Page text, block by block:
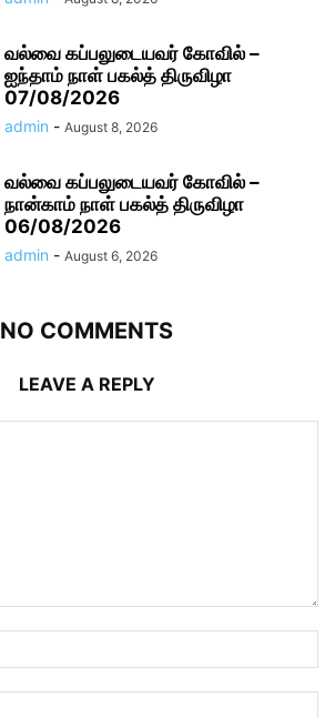
வல்வை கப்பலுடையவர் கோவில் –
ஐந்தாம் நாள் பகல்த் திருவிழா
07/08/2026
admin - August 8, 2026
வல்வை கப்பலுடையவர் கோவில் –
நான்காம் நாள் பகல்த் திருவிழா
06/08/2026
admin - August 6, 2026
NO COMMENTS
LEAVE A REPLY